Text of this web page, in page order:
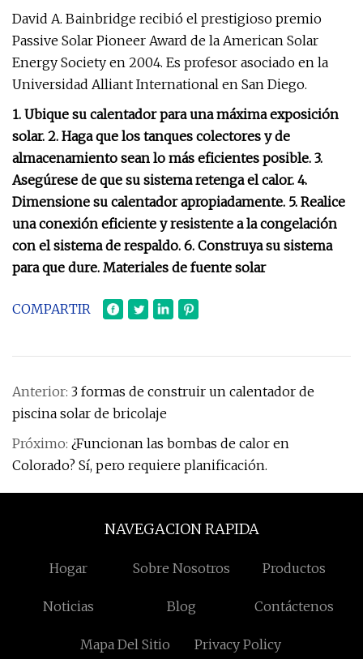
David A. Bainbridge recibió el prestigioso premio
Passive Solar Pioneer Award de la American Solar
Energy Society en 2004. Es profesor asociado en la
Universidad Alliant International en San Diego.
1. Ubique su calentador para una máxima exposición
solar. 2. Haga que los tanques colectores y de
almacenamiento sean lo más eficientes posible. 3.
Asegúrese de que su sistema retenga el calor. 4.
Dimensione su calentador apropiadamente. 5. Realice
una conexión eficiente y resistente a la congelación
con el sistema de respaldo. 6. Construya su sistema
para que dure. Materiales de fuente solar
COMPARTIR
Anterior: 3 formas de construir un calentador de
piscina solar de bricolaje
Próximo: ¿Funcionan las bombas de calor en
Colorado? Sí, pero requiere planificación.
NAVEGACION RAPIDA
Hogar Sobre Nosotros Productos
Noticias Blog Contáctenos
Mapa Del Sitio Privacy Policy